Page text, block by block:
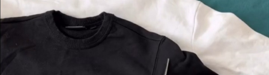
地域
教育・育児